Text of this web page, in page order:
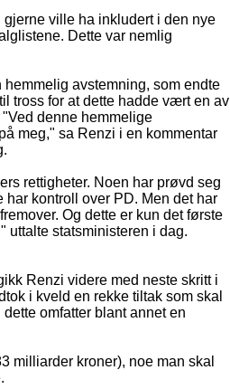
ville ha inkludert i den nye
Dette var nemlig
avstemning, som endte
tross for at dette hadde vært en av
denne hemmelige
meg," sa Renzi i en kommentar
rettigheter. Noen har prøvd seg
kontroll over PD. Men det har
Og dette er kun det første
uttalte statsministeren i dag.
Renzi videre med neste skritt i
i kveld en rekke tiltak som skal
omfatter blant annet en
milliarder kroner), noe man skal